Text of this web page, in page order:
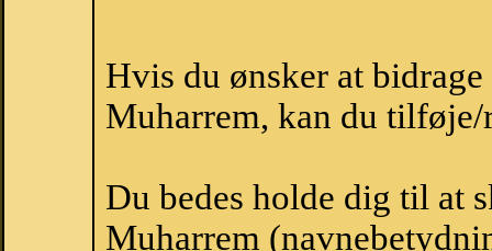
Hvis du ønsker at
Muharrem, kan du
Du bedes holde dig til at
Muharrem